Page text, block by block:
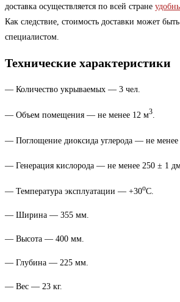
доставка осуществляется по всей стране
Как следствие, стоимость доставки может
специалистом.
Технические характеристики
— Количество укрываемых — 3 чел.
— Объем помещения — не менее 12 м3
— Поглощение диоксида углерода — не
— Генерация кислорода — не менее 250 ± 1
— Температура эксплуатации — +30оС.
— Ширина — 355 мм.
— Высота — 400 мм.
— Глубина — 225 мм.
— Вес — 23 кг.